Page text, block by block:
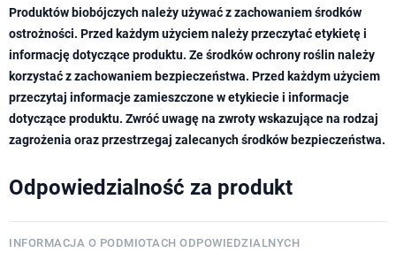
Produktów biobójczych należy używać z zachowaniem środków
ostrożności. Przed każdym użyciem należy przeczytać etykietę i
informację dotyczące produktu. Ze środków ochrony roślin należy
korzystać z zachowaniem bezpieczeństwa. Przed każdym użyciem
przeczytaj informacje zamieszczone w etykiecie i informacje
dotyczące produktu. Zwróć uwagę na zwroty wskazujące na rodzaj
zagrożenia oraz przestrzegaj zalecanych środków bezpieczeństwa.
Odpowiedzialność za produkt
INFORMACJA O PODMIOTACH ODPOWIEDZIALNYCH